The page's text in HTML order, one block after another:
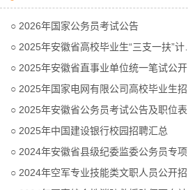
2026年国家公务员考试公告
2025年安徽省高校毕业生“三支一扶”计划招募公告
2025年安徽省直事业单位统一笔试公开招聘工作人员公告
2025年国家电网有限公司高校毕业生招聘公告(第二批)汇总
2025年安徽省公务员考试公告及职位表
2025年中国建设银行校园招聘汇总
2024年安徽省县级纪委监委公务员专项招考公告及职位表汇总
2024年空军专业技能类文职人员公开招考公告